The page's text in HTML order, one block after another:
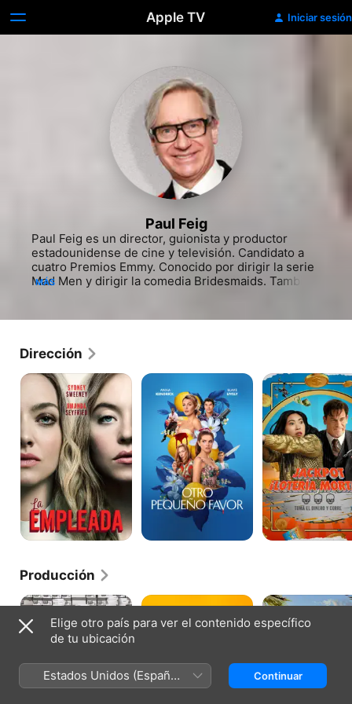
Apple TV Iniciar sesión
Paul Feig
Paul Feig es un director, guionista y productor
estadounidense de cine y televisión. Candidato a
cuatro Premios Emmy. Conocido por dirigir la serie
Mad Men y dirigir la comedia Bridesmaids. También
2009; y Freaks and Geeks entre 1999 y 2000.
MÁS
Dirección
La
empleada
Otro
pequeño
Jackpot:
¡Lotería
mortal!
Producción
The
Snoopy
Charlie
Peanuts,
La
Película
Viaje
Elige otro país para ver el contenido específico
de tu ubicación
Estados Unidos (Español
México)
Continuar